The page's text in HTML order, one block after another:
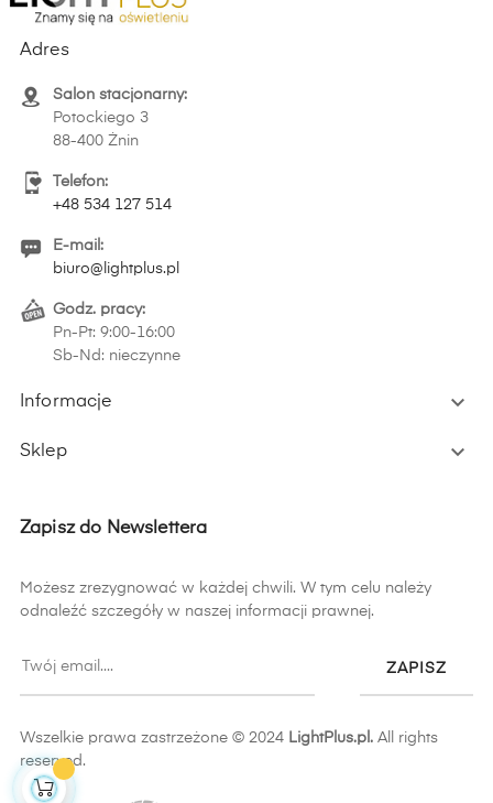
Adres
Salon stacjonarny:
Potockiego 3
88-400 Żnin
Telefon:
+48 534 127 514
E-mail:
biuro@lightplus.pl
Godz. pracy:
Pn-Pt: 9:00-16:00
Sb-Nd: nieczynne
Informacje 
Sklep 
Zapisz do Newslettera
Możesz zrezygnować w każdej chwili. W tym celu należy
odnaleźć szczegóły w naszej informacji prawnej.
ZAPISZ
Wszelkie prawa zastrzeżone © 2024 LightPlus.pl. All rights
reserved.